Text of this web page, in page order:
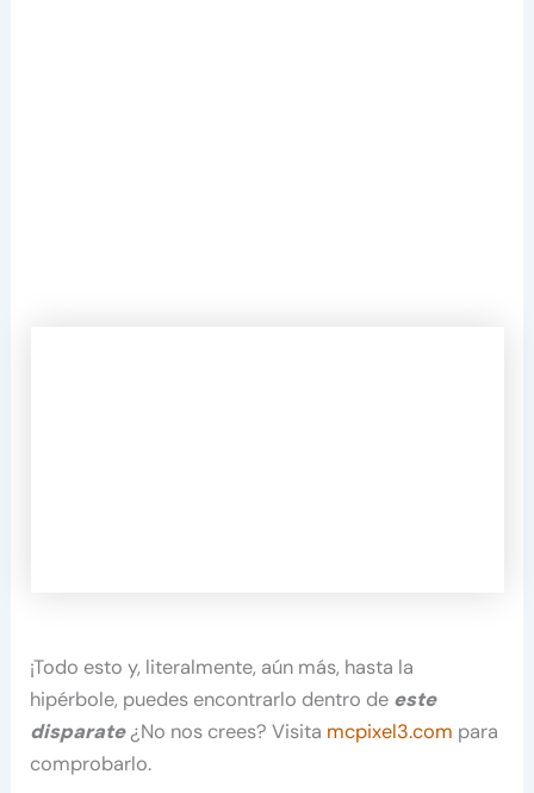
¡Todo esto y, literalmente, aún más, hasta la
hipérbole, puedes encontrarlo dentro de este
disparate¿No nos crees? Visita mcpixel3.com para
comprobarlo.